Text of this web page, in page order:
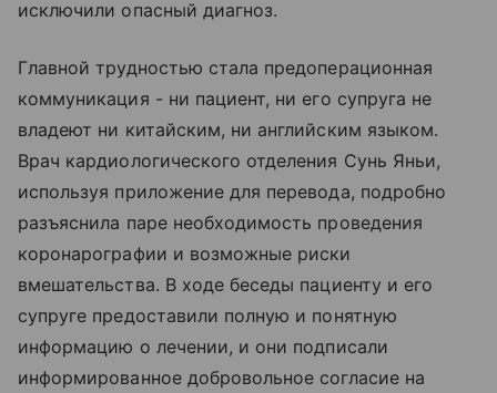
исключили опасный диагноз.
Главной трудностью стала предоперационная
коммуникация - ни пациент, ни его супруга не
владеют ни китайским, ни английским языком.
Врач кардиологического отделения Сунь Яньи,
используя приложение для перевода, подробно
разъяснила паре необходимость проведения
коронарографии и возможные риски
вмешательства. В ходе беседы пациенту и его
супруге предоставили полную и понятную
информацию о лечении, и они подписали
информированное добровольное согласие на